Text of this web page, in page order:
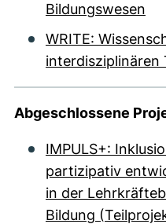
Bildungswesen
WRITE:
interdisziplinären
Abgeschlossene
IMPULS+:
partizipativ
in der
Bildung